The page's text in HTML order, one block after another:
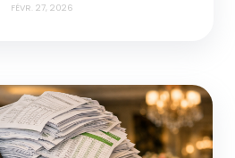
FÉVR. 27, 2026